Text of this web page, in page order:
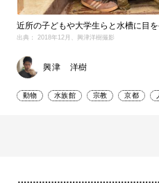
近所の子どもや大学生らと水槽に目
出典： 2018年12月、興津洋樹撮影
興津 洋樹
動物 水族館 宗教 京都